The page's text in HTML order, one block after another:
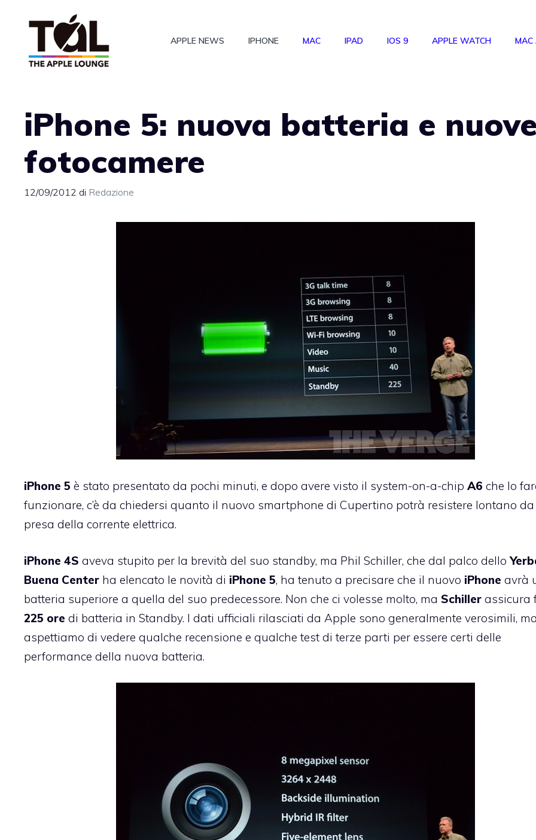
APPLE NEWS IPHONE MAC IPAD IOS 9 APPLE WATCH MAC
iPhone 5: nuova batteria e nuove
fotocamere
12/09/2012 di Redazione
iPhone 5 è stato presentato da pochi minuti, e dopo avere visto il system-on-a-chip A6 che lo
funzionare, c’è da chiedersi quanto il nuovo smartphone di Cupertino potrà resistere lontano
presa della corrente elettrica.
iPhone 4S aveva stupito per la brevità del suo standby, ma Phil Schiller, che dal palco dello
Buena Center ha elencato le novità di iPhone 5, ha tenuto a precisare che il nuovo iPhone avrà
batteria superiore a quella del suo predecessore. Non che ci volesse molto, ma Schiller assicura
225 ore di batteria in Standby. I dati ufficiali rilasciati da Apple sono generalmente verosimili, ma
aspettiamo di vedere qualche recensione e qualche test di terze parti per essere certi delle
performance della nuova batteria.